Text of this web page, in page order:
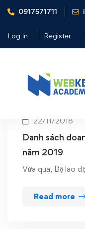
0917571711
Log in Register
Home thanh tra
Tag:
22/11/2018
Danh sách
năm 2019
Vừa qua, Bộ lao
Read more